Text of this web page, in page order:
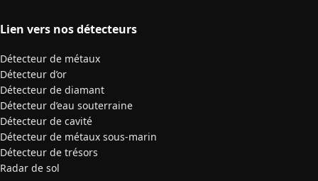
Lien vers nos détecteurs
Détecteur de métaux
Détecteur d’or
Détecteur de diamant
Détecteur d’eau souterraine
Détecteur de cavité
Détecteur de métaux sous-marin
Détecteur de trésors
Radar de sol